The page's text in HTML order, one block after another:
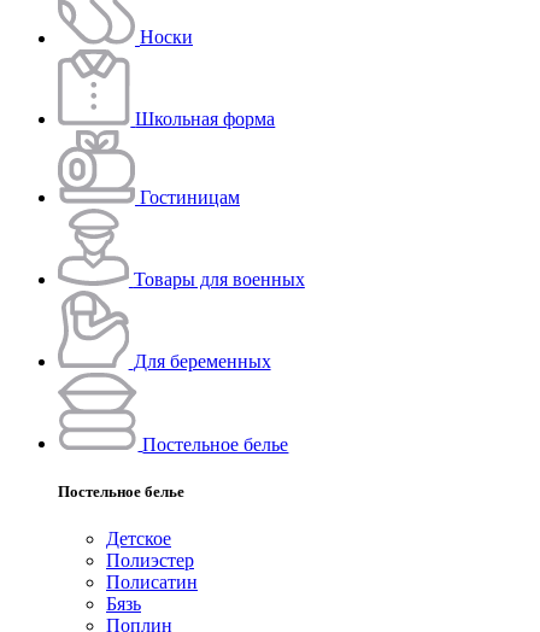
Носки
Школьная форма
Гостиницам
Товары для военных
Для беременных
Постельное белье
Постельное белье
Детское
Полиэстeр
Полисатин
Бязь
Поплин